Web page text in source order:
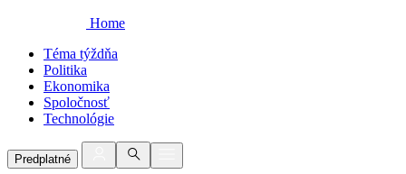
Home
Téma týždňa
Politika
Ekonomika
Spoločnosť
Technológie
Predplatné